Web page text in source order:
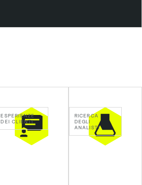
ESPERIENZE
DEI CLIENTI
RICERCA
DEGLI
ANALISTI